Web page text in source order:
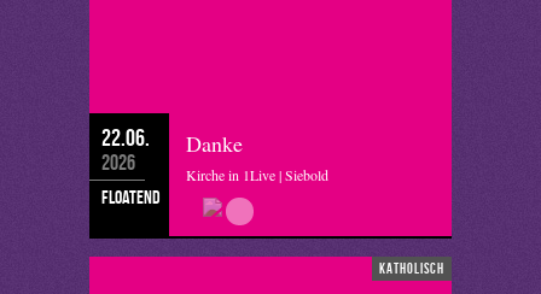
22.06.
2026
floatend
Danke
Kirche in 1Live | Siebold
katholisch